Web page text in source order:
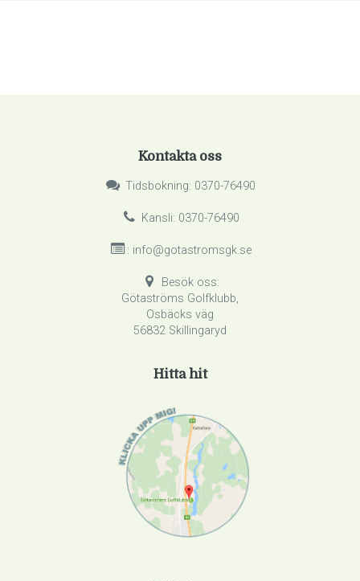
Kontakta oss
Tidsbokning: 0370-76490
Kansli: 0370-76490
: info@gotastromsgk.se
Besök oss:
Götaströms Golfklubb,
Osbäcks väg
56832 Skillingaryd
Hitta hit